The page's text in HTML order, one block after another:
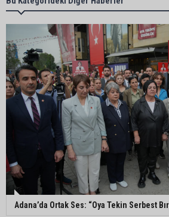
gerçekleştirildi
CHP Adana’da ilçe
netleşiyor
Adana Büyükşehir
çocuk sporla buluştu
Beşiktaş
Utku Caner Çaykara
Adana’da Ortak Ses: “Oya Tekin Serbest